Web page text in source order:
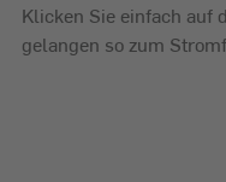
Klicken Sie einfach auf
gelangen so zum